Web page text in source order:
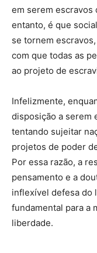
em serem escravos
entanto, é que
se tornem
com que todas as
ao projeto de
Infelizmente,
disposição a serem
tentando sujeitar
projetos de poder
Por essa razão, a
pensamento e a
inflexível defesa
fundamental para a
liberdade.